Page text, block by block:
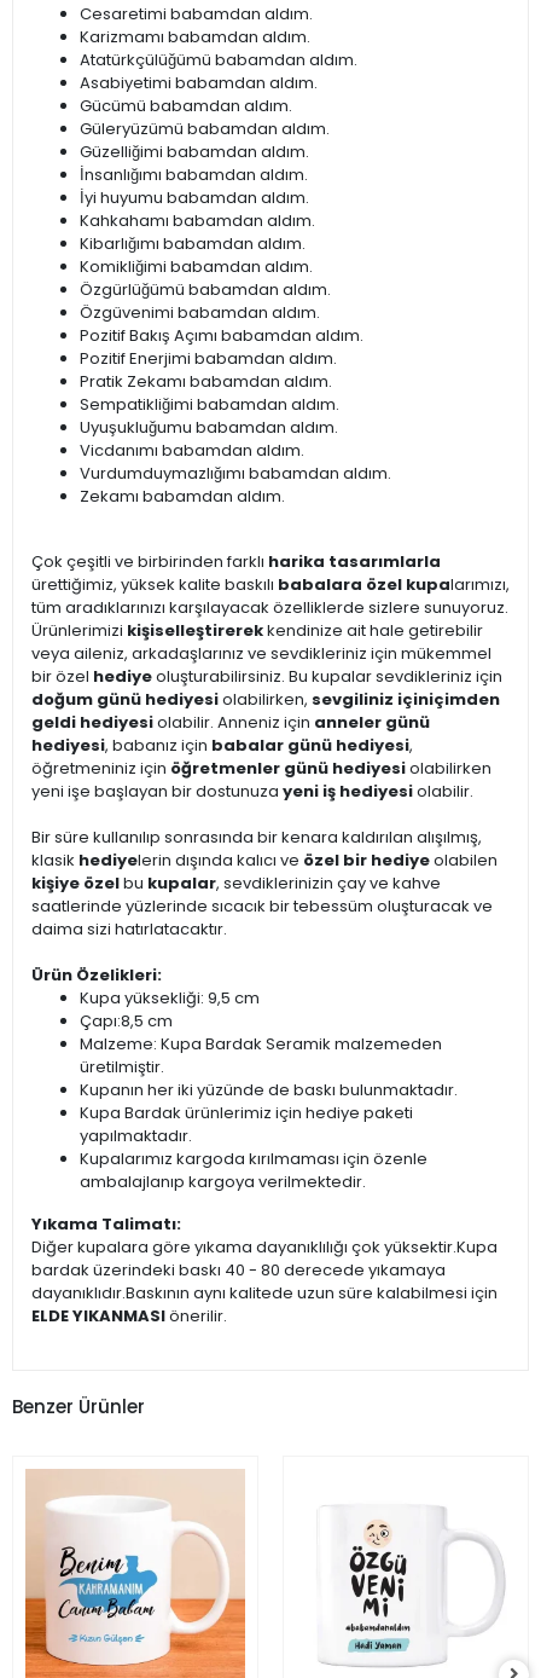
Cesaretimi babamdan aldım.
Karizmamı babamdan aldım.
Atatürkçülüğümü babamdan aldım.
Asabiyetimi babamdan aldım.
Gücümü babamdan aldım.
Güleryüzümü babamdan aldım.
Güzelliğimi babamdan aldım.
İnsanlığımı babamdan aldım.
İyi huyumu babamdan aldım.
Kahkahamı babamdan aldım.
Kibarlığımı babamdan aldım.
Komikliğimi babamdan aldım.
Özgürlüğümü babamdan aldım.
Özgüvenimi babamdan aldım.
Pozitif Bakış Açımı babamdan aldım.
Pozitif Enerjimi babamdan aldım.
Pratik Zekamı babamdan aldım.
Sempatikliğimi babamdan aldım.
Uyuşukluğumu babamdan aldım.
Vicdanımı babamdan aldım.
Vurdumduymazlığımı babamdan aldım.
Zekamı babamdan aldım.
Çok çeşitli ve birbirinden farklı harika tasarımlarla
ürettiğimiz, yüksek kalite baskılı babalara özel kupalarımızı,
tüm aradıklarınızı karşılayacak özelliklerde sizlere sunuyoruz.
Ürünlerimizi kişiselleştirerekkendinize ait hale getirebilir
veya aileniz, arkadaşlarınız ve sevdikleriniz için mükemmel
bir özel hediyeoluşturabilirsiniz. Bu kupalar sevdikleriniz için
doğum günü hediyesiolabilirken, sevgiliniz içiniçimden
geldi hediyesiolabilir. Anneniz için anneler günü
hediyesi, babanız için babalar günü hediyesi,
öğretmeniniz için öğretmenler günü hediyesiolabilirken
yeni işe başlayan bir dostunuza yeni iş hediyesiolabilir.
Bir süre kullanılıp sonrasında bir kenara kaldırılan alışılmış,
klasik hediyelerin dışında kalıcı ve özel bir hediyeolabilen
kişiye özelbu kupalar, sevdiklerinizin çay ve kahve
saatlerinde yüzlerinde sıcacık bir tebessüm oluşturacak ve
daima sizi hatırlatacaktır.
Ürün Özelikleri:
Kupa yüksekliği: 9,5 cm
Çapı:8,5 cm
Malzeme: Kupa Bardak Seramik malzemeden
üretilmiştir.
Kupanın her iki yüzünde de baskı bulunmaktadır.
Kupa Bardak ürünlerimiz için hediye paketi
yapılmaktadır.
Kupalarımız kargoda kırılmaması için özenle
ambalajlanıp kargoya verilmektedir.
Yıkama Talimatı:
Diğer kupalara göre yıkama dayanıklılığı çok yüksektir.Kupa
bardak üzerindeki baskı 40 - 80 derecede yıkamaya
dayanıklıdır.Baskının aynı kalitede uzun süre kalabilmesi için
ELDE YIKANMASIönerilir.
Benzer Ürünler